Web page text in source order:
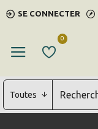
SE CONNECTER
0
Toutes